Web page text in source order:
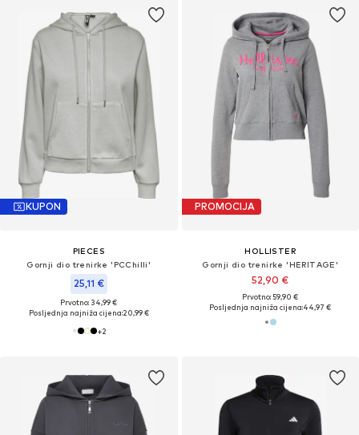
KUPON
PIECES
Gornji dio trenirke 'PCChilli'
25,11 €
Prvotno: 34,99 €
Posljednja najniža cijena:20,99 €
+2
PROMOCIJA
HOLLISTER
Gornji dio trenirke 'HERITAGE'
52,90 €
Prvotno: 59,90 €
Posljednja najniža cijena:44,97 €